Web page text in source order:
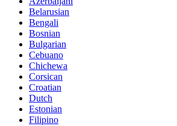
Belarusian
Bengali
Bosnian
Bulgarian
Cebuano
Chichewa
Corsican
Croatian
Dutch
Estonian
Filipino